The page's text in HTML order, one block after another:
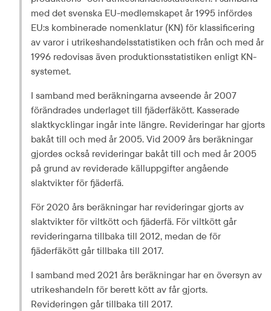
med det svenska EU-medlemskapet år 1995 infördes
EU:s kombinerade nomenklatur (KN) för klassificering
av varor i utrikeshandelsstatistiken och från och med år
1996 redovisas även produktionsstatistiken enligt KN-
systemet.
I samband med beräkningarna avseende år 2007
förändrades underlaget till fjäderfäkött. Kasserade
slaktkycklingar ingår inte längre. Revideringar har gjorts
bakåt till och med år 2005. Vid 2009 års beräkningar
gjordes också revideringar bakåt till och med år 2005
på grund av reviderade källuppgifter angående
slaktvikter för fjäderfä.
För 2020 års beräkningar har revideringar gjorts av
slaktvikter för viltkött och fjäderfä. För viltkött går
revideringarna tillbaka till 2012, medan de för
fjäderfäkött går tillbaka till 2017.
I samband med 2021 års beräkningar har en översyn av
utrikeshandeln för berett kött av får gjorts.
Revideringen går tillbaka till 2017.